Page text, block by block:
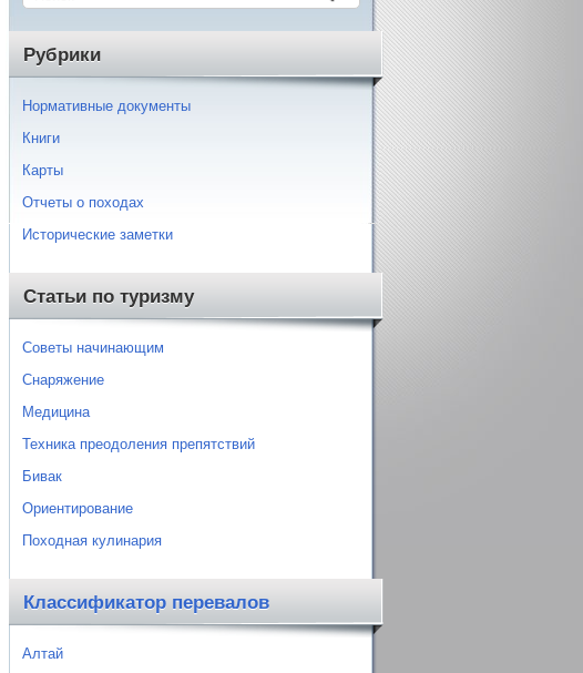
Рубрики
Нормативные документы
Книги
Карты
Отчеты о походах
Исторические заметки
Статьи по туризму
Советы начинающим
Снаряжение
Медицина
Техника преодоления препятствий
Бивак
Ориентирование
Походная кулинария
Классификатор перевалов
Алтай